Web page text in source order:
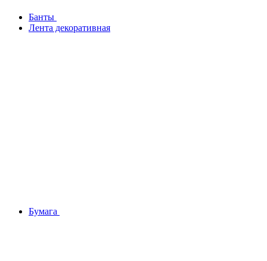
Банты
Лента декоративная
Бумага